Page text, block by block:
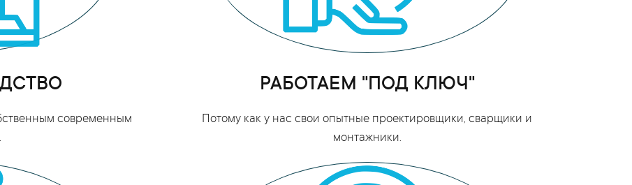
современным
РАБОТАЕМ "ПОД КЛЮЧ"
Потому как у нас свои опытные проектировщики, сварщики и
монтажники.